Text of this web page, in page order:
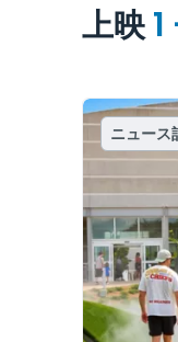
上映
ニュース